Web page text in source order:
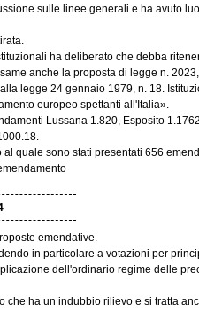
sulle linee generali e ha avuto
ha deliberato che debba
anche la proposta di legge n.
legge 24 gennaio 1979, n. 18.
europeo spettanti all'Italia».
Lussana 1.820, Esposito
quale sono stati presentati 656
emendative.
in particolare a votazioni per
dell'ordinario regime delle
che ha un indubbio rilievo e si tratta